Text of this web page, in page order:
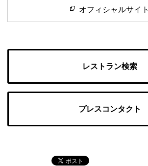
オフィシャルサイト
レストラン検索
プレスコンタクト